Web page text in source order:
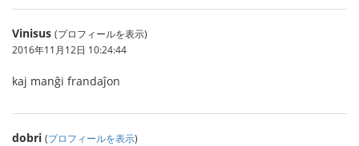
Vinisus (プロフィールを表示)
2016年11月12日 10:24:44
kaj manĝi frandaĵon
dobri (プロフィールを表示)